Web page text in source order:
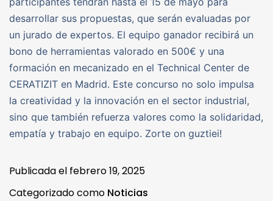
desarrollar sus propuestas, que serán evaluadas por
un jurado de expertos. El equipo ganador recibirá un
bono de herramientas valorado en 500€ y una
formación en mecanizado en el Technical Center de
CERATIZIT en Madrid. Este concurso no solo impulsa
la creatividad y la innovación en el sector industrial,
sino que también refuerza valores como la solidaridad,
empatía y trabajo en equipo. Zorte on guztiei!
Publicada el febrero 19, 2025
Categorizado como Noticias